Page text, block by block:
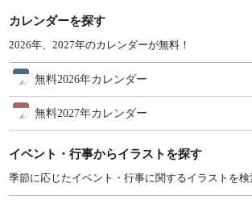
カレンダーを探す
2026年、2027年のカレンダーが無料！
無料2026年カレンダー
無料2027年カレンダー
イベント・行事からイラストを探す
季節に応じたイベント・行事に関するイラストを検